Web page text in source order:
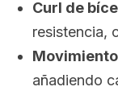
Curl de
resistencia,
añadiendo